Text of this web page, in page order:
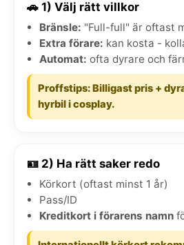
🚗 1) Välj rätt villkor
Bränsle: "Full-full" är oftast
Extra förare: kan kosta -
Automat: ofta dyrare och
Proffstips: Billigast pris +
hyrbil i cosplay.
🪪 2) Ha rätt saker redo
Körkort (oftast minst 1 år)
Pass/ID
Kreditkort i förarens namn